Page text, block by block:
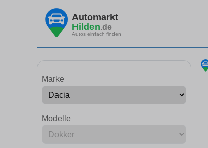
Automarkt
Hilden.de
Autos einfach finden
Marke
Modelle